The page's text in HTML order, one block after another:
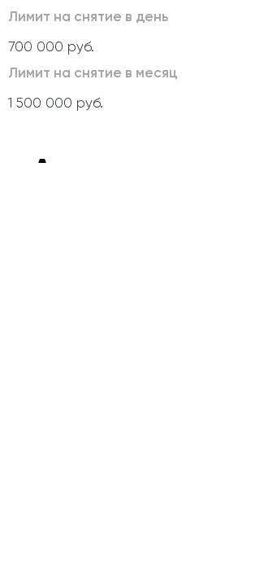
Лимит на снятие в день
700 000 руб.
Лимит на снятие в месяц
1 500 000 руб.
Активация